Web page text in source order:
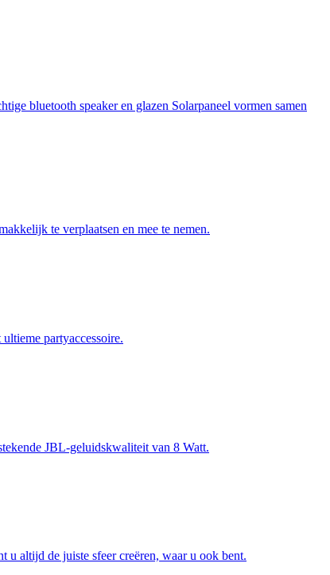
bluetooth speaker en glazen Solarpaneel vormen samen
te verplaatsen en mee te nemen.
partyaccessoire.
JBL-geluidskwaliteit van 8 Watt.
altijd de juiste sfeer creëren, waar u ook bent.